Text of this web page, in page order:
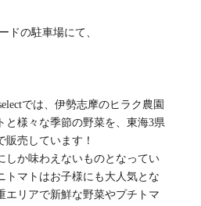
ドの駐車場にて、
では、伊勢志摩のヒラク農園
と様々な季節の野菜を、東海3県
販売しています！
しか味わえないものとなってい
トマトはお子様にも大人気とな
エリアで新鮮な野菜やプチトマ